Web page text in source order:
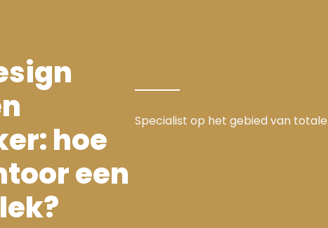
hoe
een
Specialist op het gebied van